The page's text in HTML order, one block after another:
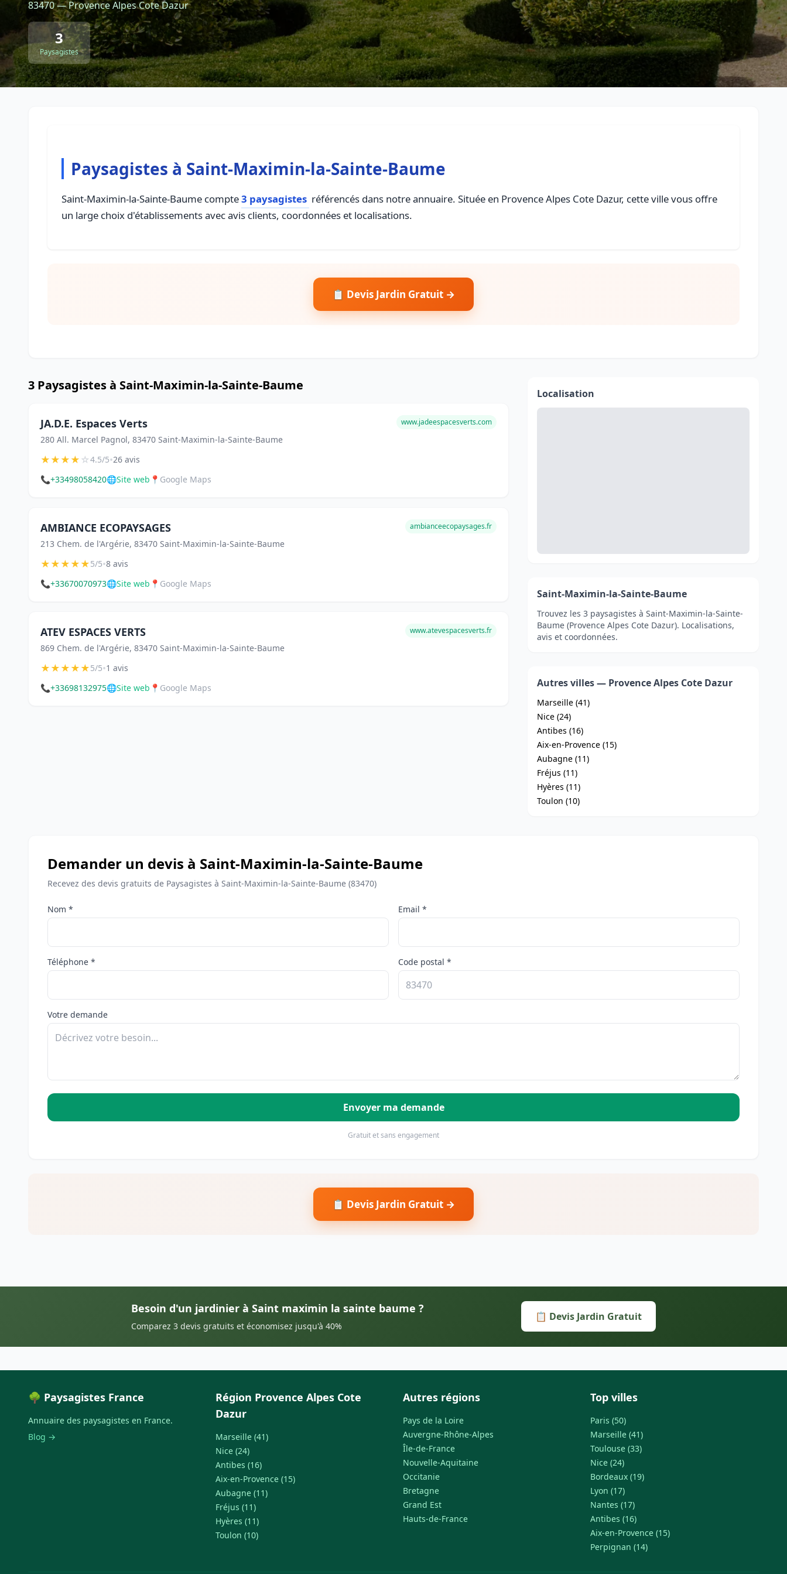
83470 — Provence Alpes Cote Dazur
3
Paysagistes
Paysagistes à Saint-Maximin-la-Sainte-Baume
Saint-Maximin-la-Sainte-Baume compte3 paysagistes référencés dans notre annuaire. Située en Provence Alpes Cote Dazur, cette ville vous offre
un large choix d'établissements avec avis clients, coordonnées et localisations.
📋 Devis Jardin Gratuit →
3 Paysagistes à Saint-Maximin-la-Sainte-Baume
JA.D.E. Espaces Verts
280 All. Marcel Pagnol, 83470 Saint-Maximin-la-Sainte-Baume
www.jadeespacesverts.com
★★★★☆4.5/5•26 avis
📞+33498058420🌐Site web 📍 Google Maps
AMBIANCE ECOPAYSAGES
213 Chem. de l'Argérie, 83470 Saint-Maximin-la-Sainte-Baume
ambianceecopaysages.fr
★★★★★5/5•8 avis
📞+33670070973🌐Site web 📍 Google Maps
ATEV ESPACES VERTS
869 Chem. de l'Argérie, 83470 Saint-Maximin-la-Sainte-Baume
www.atevespacesverts.fr
★★★★★5/5•1 avis
📞+33698132975🌐Site web 📍 Google Maps
Localisation
Saint-Maximin-la-Sainte-Baume
Trouvez les 3 paysagistes à Saint-Maximin-la-Sainte-
Baume (Provence Alpes Cote Dazur). Localisations,
avis et coordonnées.
Autres villes — Provence Alpes Cote Dazur
Marseille (41)
Nice (24)
Antibes (16)
Aix-en-Provence (15)
Aubagne (11)
Fréjus (11)
Hyères (11)
Toulon (10)
Demander un devis à Saint-Maximin-la-Sainte-Baume
Recevez des devis gratuits de Paysagistes à Saint-Maximin-la-Sainte-Baume (83470)
Nom * Email *
Téléphone * Code postal *
Votre demande
Envoyer ma demande
Gratuit et sans engagement
📋 Devis Jardin Gratuit →
Besoin d'un jardinier à Saint maximin la sainte baume ?
Comparez 3 devis gratuits et économisez jusqu'à 40%
📋 Devis Jardin Gratuit
🌳 Paysagistes France
Annuaire des paysagistes en France.
Blog →
Région Provence Alpes Cote
Dazur
Marseille (41)
Nice (24)
Antibes (16)
Aix-en-Provence (15)
Aubagne (11)
Fréjus (11)
Hyères (11)
Toulon (10)
Autres régions
Pays de la Loire
Auvergne-Rhône-Alpes
Île-de-France
Nouvelle-Aquitaine
Occitanie
Bretagne
Grand Est
Hauts-de-France
Top villes
Paris (50)
Marseille (41)
Toulouse (33)
Nice (24)
Bordeaux (19)
Lyon (17)
Nantes (17)
Antibes (16)
Aix-en-Provence (15)
Perpignan (14)